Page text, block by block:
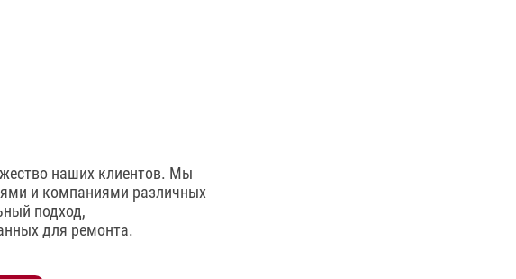
наших клиентов. Мы
и компаниями различных
подход,
для ремонта.